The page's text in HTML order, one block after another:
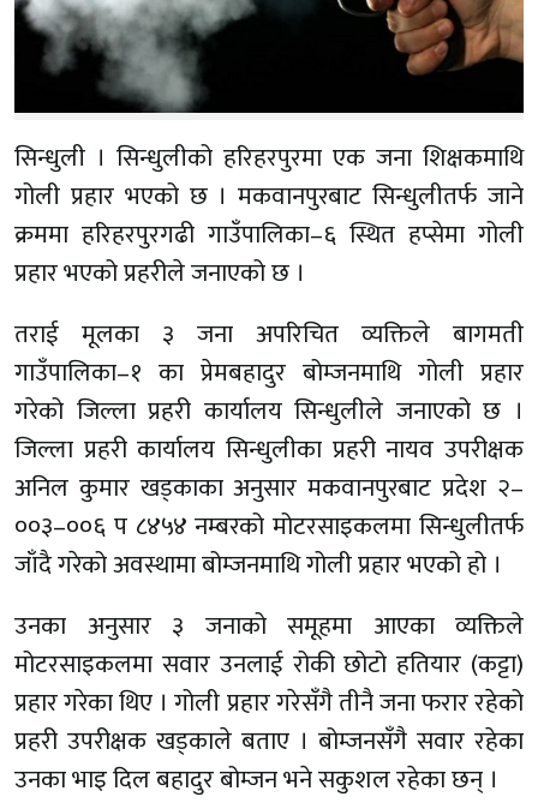
सिन्धुली । सिन्धुलीको हरिहरपुरमा एक जना शिक्षकमाथि
गोली प्रहार भएको छ । मकवानपुरबाट सिन्धुलीतर्फ जाने
क्रममा हरिहरपुरगढी गाउँपालिका–६ स्थित हप्सेमा गोली
प्रहार भएको प्रहरीले जनाएको छ ।
तराई मूलका ३ जना अपरिचित व्यक्तिले बागमती
गाउँपालिका–१ का प्रेमबहादुर बोम्जनमाथि गोली प्रहार
गरेको जिल्ला प्रहरी कार्यालय सिन्धुलीले जनाएको छ ।
जिल्ला प्रहरी कार्यालय सिन्धुलीका प्रहरी नायव उपरीक्षक
अनिल कुमार खड्काका अनुसार मकवानपुरबाट प्रदेश २–
००३–००६ प ८४५४ नम्बरको मोटरसाइकलमा सिन्धुलीतर्फ
जाँदै गरेको अवस्थामा बोम्जनमाथि गोली प्रहार भएको हो ।
उनका अनुसार ३ जनाको समूहमा आएका व्यक्तिले
मोटरसाइकलमा सवार उनलाई रोकी छोटो हतियार (कट्टा)
प्रहार गरेका थिए । गोली प्रहार गरेसँगै तीनै जना फरार रहेको
प्रहरी उपरीक्षक खड्काले बताए । बोम्जनसँगै सवार रहेका
उनका भाइ दिल बहादुर बोम्जन भने सकुशल रहेका छन् ।